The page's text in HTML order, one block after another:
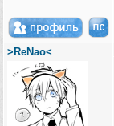
>ReNao<